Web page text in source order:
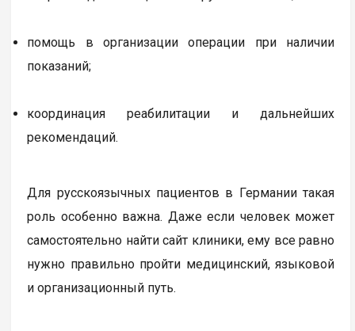
помощь в организации операции при наличии
показаний;
координация реабилитации и дальнейших
рекомендаций.
Для русскоязычных пациентов в Германии такая
роль особенно важна. Даже если человек может
самостоятельно найти сайт клиники, ему все равно
нужно правильно пройти медицинский, языковой
и организационный путь.